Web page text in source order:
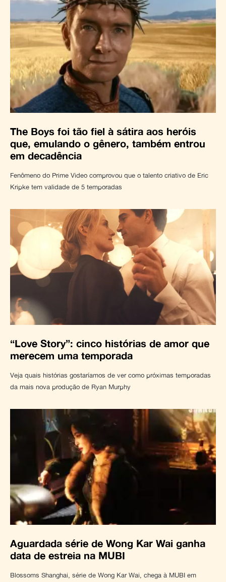
The Boys foi tão fiel à sátira aos heróis
que, emulando o gênero, também entrou
em decadência
Fenômeno do Prime Video comprovou que o talento criativo de Eric
Kripke tem validade de 5 temporadas
“Love Story”: cinco histórias de amor que
merecem uma temporada
Veja quais histórias gostaríamos de ver como próximas temporadas
da mais nova produção de Ryan Murphy
Aguardada série de Wong Kar Wai ganha
data de estreia na MUBI
Blossoms Shanghai, série de Wong Kar Wai, chega à MUBI em